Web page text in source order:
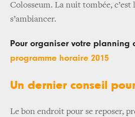
Colosseum. La nuit tombée,
s’ambiancer.
Pour organiser votre planning
programme horaire 2015
Un dernier conseil
Le bon endroit pour se reposer,